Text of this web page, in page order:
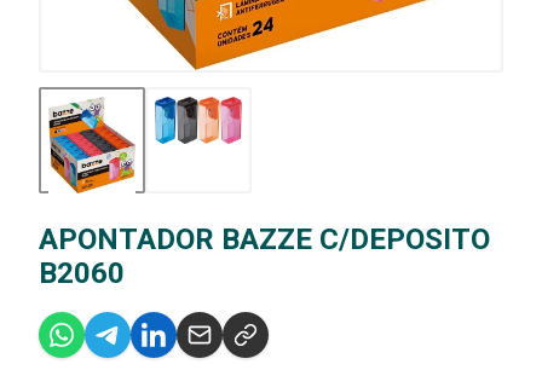
APONTADOR BAZZE C/DEPOSITO
B2060